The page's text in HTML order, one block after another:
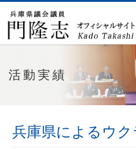
活動実績
兵庫県によるウ